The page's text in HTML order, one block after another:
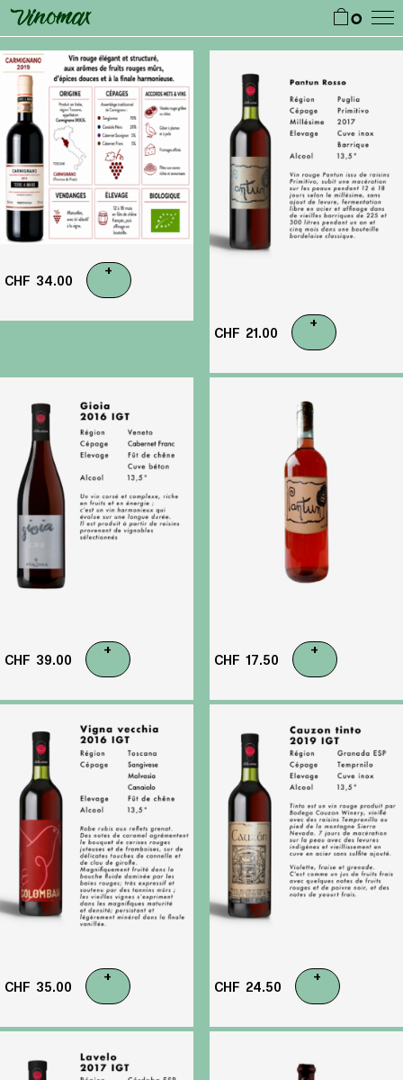
0
CHF 34.00
+
CHF 21.00
+
CHF 39.00
+
CHF 17.50
+
CHF 35.00
+
CHF 24.50
+